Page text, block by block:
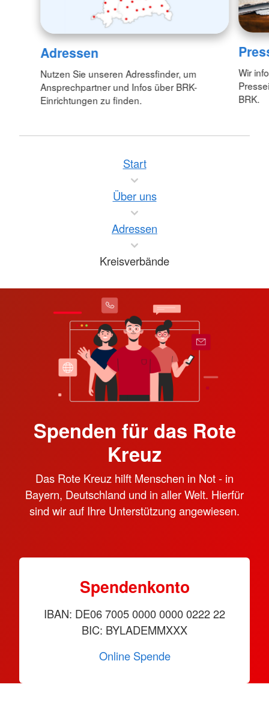
Adressen
Nutzen Sie unseren Adressfinder, um
Ansprechpartner und Infos über BRK-
Einrichtungen zu finden.
Wir
BRK.
Start
Über uns
Adressen
Kreisverbände
Spenden für das Rote
Kreuz
Das Rote Kreuz hilft Menschen in Not - in
Bayern, Deutschland und in aller Welt. Hierfür
sind wir auf Ihre Unterstützung angewiesen.
Spendenkonto
IBAN: DE06 7005 0000 0000 0222 22
BIC: BYLADEMMXXX
Online Spende